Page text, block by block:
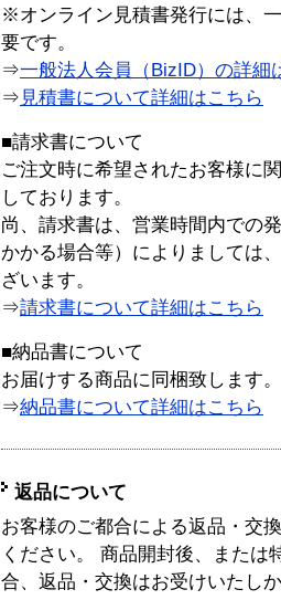
※オンライン見積書発行には、
要です。
⇒一般法人会員（BizID）の詳細
⇒ 見積書について詳細はこちら
■請求書について
ご注文時に希望されたお客様に
しております。
尚、請求書は、営業時間内での
かかる場合等）によりましては
ざいます。
⇒請求書について詳細はこちら
■納品書について
お届けする商品に同梱致します。
⇒納品書について詳細はこちら
返品について
お客様のご都合による返品・交
ください。 商品開封後、または
合、返品・交換はお受けいたし